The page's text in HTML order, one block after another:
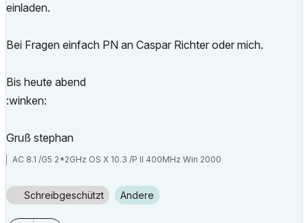
einladen.
Bei Fragen einfach PN an Caspar Richter oder mich.
Bis heute abend
:winken:
Gruß stephan
AC 8.1 /G5 2*2GHz OS X 10.3 /P II 400MHz Win 2000
Schreibgeschützt Andere